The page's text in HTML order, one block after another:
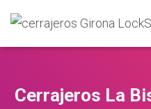
Cerrajeros La